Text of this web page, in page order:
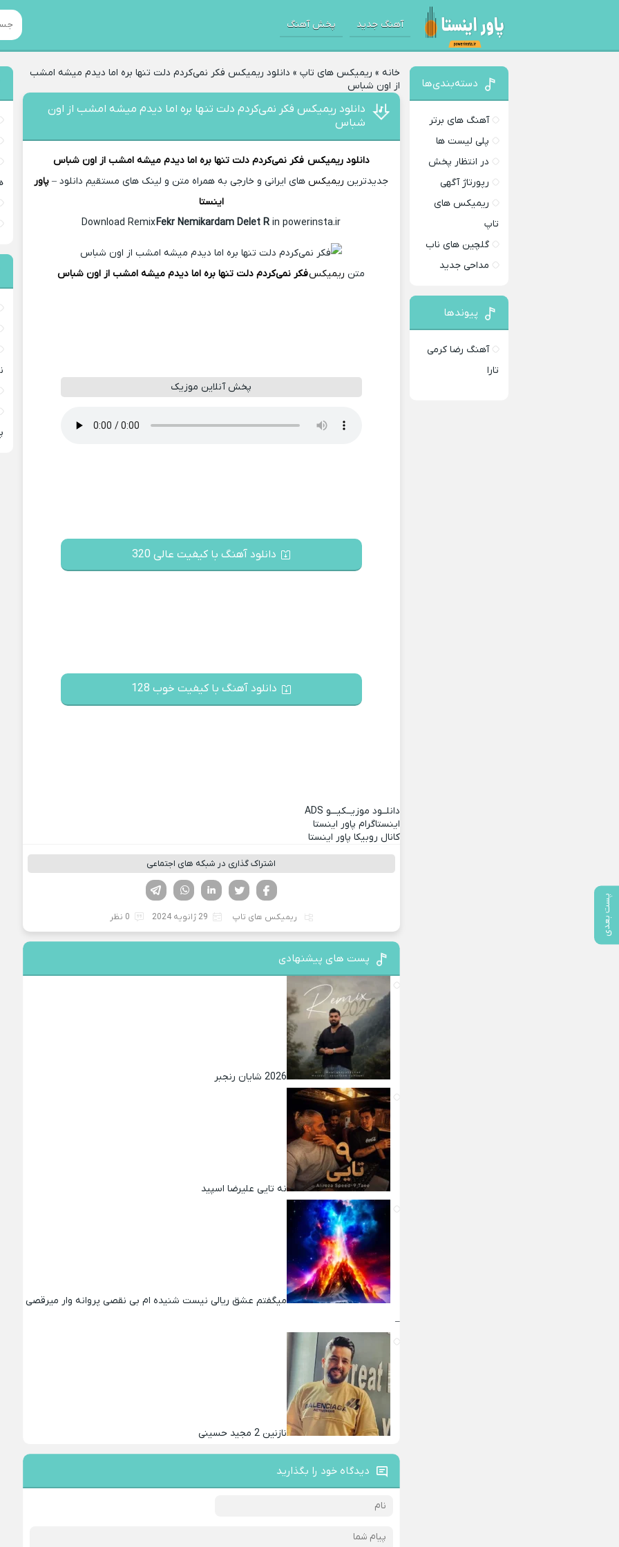
آهنگ جدید پخش آهنگ
خانه » ریمیکس های تاپ » دانلود ریمیکس فکر نمی‌کردم دلت تنها بره اما دیدم میشه امشب
از اون شباس
پست بعدی
دانلود ریمیکس فکر نمی‌کردم دلت تنها بره اما دیدم میشه امشب از اون
شباس
دانلود ریمیکس فکر نمی‌کردم دلت تنها بره اما دیدم میشه امشب از اون شباس
جدیدترین ریمیکسهای ایرانی و خارجی به همراه متن و لینک های مستقیم دانلود – پاور
اینستا
Download Remix
Fekr Nemikardam Delet R in powerinsta.ir
متن ریمیکسفکر نمی‌کردم دلت تنها بره اما دیدم میشه امشب از اون شباس
پخش آنلاین موزیک
دانلود آهنگ با کیفیت عالی 320
دانلود آهنگ با کیفیت خوب 128
دانلــود موزیــکیـــو ADS
اینستاگرام پاور اینستا
کانال روبیکا پاور اینستا
اشتراک گذاری در شبکه های اجتماعی
لینکدین تویتر
فیسوک
ریمیکس های تاپ 29 ژانویه 2024 0 نظر
پست های پیشنهادی
2026 شایان رنجبر
نه تایی علیرضا اسپید
میگفتم عشق ریالی نیست شنیده ام بی نقصی پروانه وار میرقصی
–
نازنین 2 مجید حسینی
دیدگاه خود را بگذارید
دسته‌بندی‌ها
آهنگ های برتر
پلی لیست ها
در انتظار پخش
رپورتاژ آگهی
ریمیکس های
تاپ
گلچین های ناب
مداحی جدید
پیوندها
آهنگ رضا کرمی
تارا